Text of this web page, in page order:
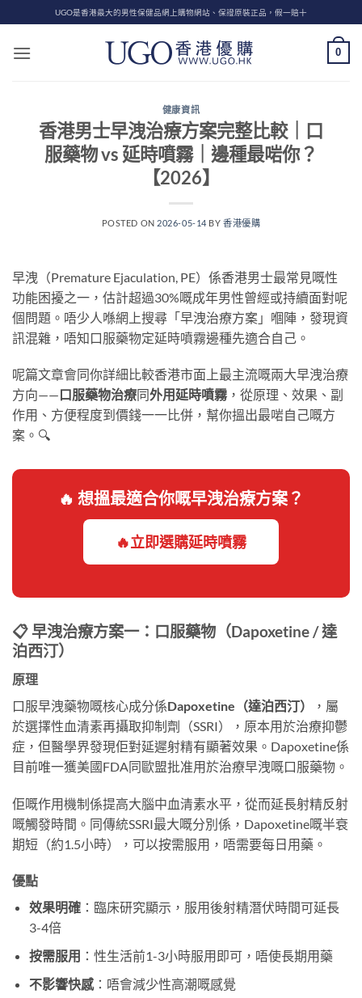
to
content
UGO是香港最大的男性保健品網上購物網站、保證原裝正品，假一賠十
0
健康資訊
香港男士早洩治療方案完整比較｜口
服藥物 vs 延時噴霧｜邊種最啱你？
【2026】
POSTED ON 2026-05-14 BY香港優購
早洩（Premature Ejaculation, PE）係香港男士最常見嘅性
功能困擾之一，估計超過30%嘅成年男性曾經或持續面對呢
個問題。唔少人喺網上搜尋「早洩治療方案」嗰陣，發現資
訊混雜，唔知口服藥物定延時噴霧邊種先適合自己。
呢篇文章會同你詳細比較香港市面上最主流嘅兩大早洩治療
方向——口服藥物治療同外用延時噴霧 ，從原理、效果、副
作用、方便程度到價錢一一比併，幫你搵出最啱自己嘅方
案。🔍
🔥 想搵最適合你嘅早洩治療方案？
🔥立即選購延時噴霧
📋 早洩治療方案一：口服藥物（Dapoxetine / 達
泊西汀）
原理
口服早洩藥物嘅核心成分係Dapoxetine（達泊西汀）
，屬
於選擇性血清素再攝取抑制劑（SSRI），原本用於治療抑鬱
症，但醫學界發現佢對延遲射精有顯著效果。Dapoxetine係
目前唯一獲美國FDA同歐盟批准用於治療早洩嘅口服藥物。
佢嘅作用機制係提高大腦中血清素水平，從而延長射精反射
嘅觸發時間。同傳統SSRI最大嘅分別係，Dapoxetine嘅半衰
期短（約1.5小時），可以按需服用，唔需要每日用藥。
優點
效果明確：臨床研究顯示，服用後射精潛伏時間可延長
3-4倍
按需服用 ：性生活前1-3小時服用即可，唔使長期用藥
不影響快感：唔會減少性高潮嘅感覺